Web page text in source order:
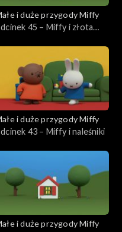
i duże przygody Miffy
45 – Miffy i złota
i duże przygody Miffy
43 – Miffy i naleśniki
i duże przygody Miffy